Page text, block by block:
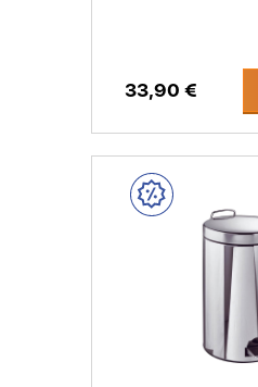
33,90 €